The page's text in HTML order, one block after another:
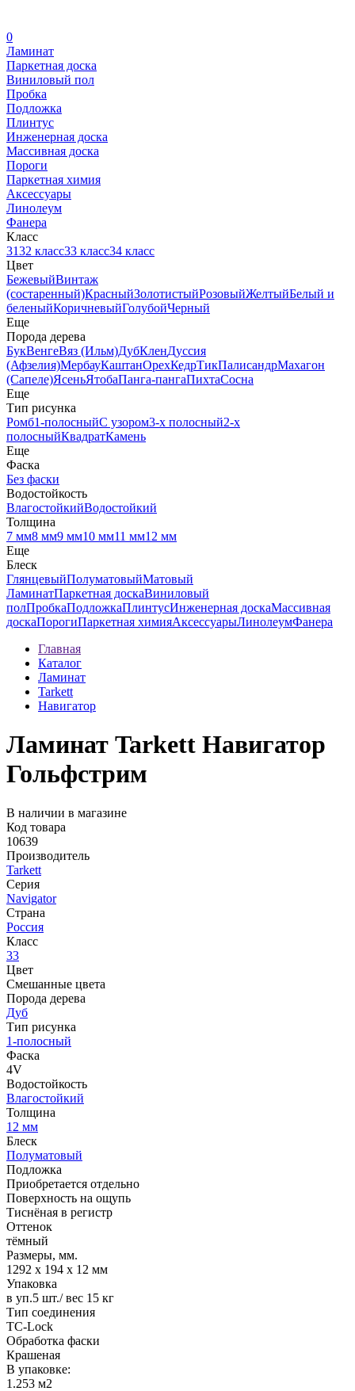
0
Ламинат
Паркетная доска
Виниловый пол
Пробка
Подложка
Плинтус
Инженерная доска
Массивная доска
Пороги
Паркетная химия
Аксессуары
Линолеум
Фанера
Класс
3132 класс33 класс34 класс
Цвет
БежевыйВинтаж
(состаренный)КрасныйЗолотистыйРозовыйЖелтыйБелый и
беленыйКоричневыйГолубойЧерный
Еще
Порода дерева
БукВенгеВяз (Ильм)ДубКленДуссия
(Афзелия)МербауКаштанОрехКедрТикПалисандрМахагон
(Сапеле)ЯсеньЯтобаПанга-пангаПихтаСосна
Еще
Тип рисунка
Ромб1-полосныйС узором3-х полосный2-х
полосныйКвадратКамень
Еще
Фаска
Без фаски
Водостойкость
ВлагостойкийВодостойкий
Толщина
7 мм8 мм9 мм10 мм11 мм12 мм
Еще
Блеск
ГлянцевыйПолуматовыйМатовый
ЛаминатПаркетная доскаВиниловый
полПробкаПодложкаПлинтусИнженерная доскаМассивная
доскаПорогиПаркетная химияАксессуарыЛинолеумФанера
Главная
Каталог
Ламинат
Tarkett
Навигатор
Ламинат Tarkett Навигатор
Гольфстрим
В наличии в магазине
Код товара
10639
Производитель
Tarkett
Серия
Navigator
Страна
Россия
Класс
33
Цвет
Смешанные цвета
Порода дерева
Дуб
Тип рисунка
1-полосный
Фаска
4V
Водостойкость
Влагостойкий
Толщина
12 мм
Блеск
Полуматовый
Подложка
Приобретается отдельно
Поверхность на ощупь
Тиснёная в регистр
Оттенок
тёмный
Размеры, мм.
1292 х 194 х 12 мм
Упаковка
в уп.5 шт./ вес 15 кг
Тип соединения
TС-Lock
Обработка фаски
Крашеная
В упаковке:
1.253 м2